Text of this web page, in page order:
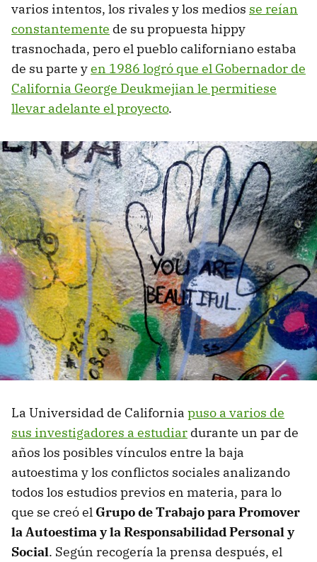
varios intentos, los rivales y los medios se reían
constantemente de su propuesta hippy
trasnochada, pero el pueblo californiano estaba
de su parte yen 1986 logró que el Gobernador de
California George Deukmejian le permitiese
llevar adelante el proyecto.
La Universidad de California puso a varios de
sus investigadores a estudiar durante un par de
años los posibles vínculos entre la baja
autoestima y los conflictos sociales analizando
todos los estudios previos en materia, para lo
que se creó el Grupo de Trabajo para Promover
la Autoestima y la Responsabilidad Personal y
Social. Según recogería la prensa después, el